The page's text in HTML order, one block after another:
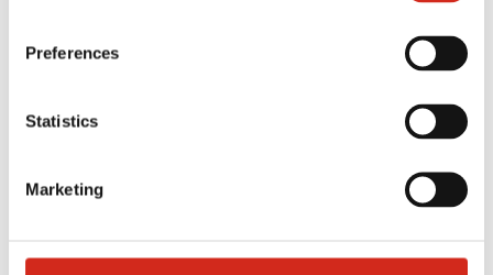
Preferences
Statistics
Marketing